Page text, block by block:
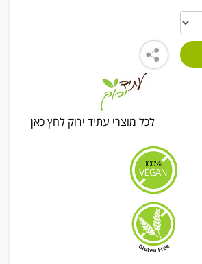
לכל מוצרי עתיד ירוק לחץ כאן